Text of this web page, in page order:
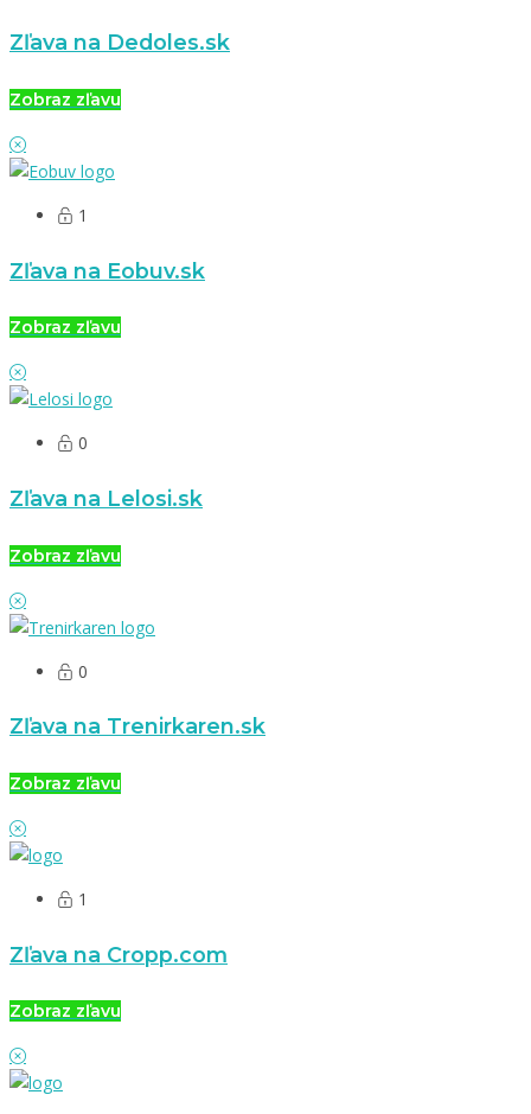
Zľava na Dedoles.sk
Zobraz zľavu
1
Zľava na Eobuv.sk
Zobraz zľavu
0
Zľava na Lelosi.sk
Zobraz zľavu
0
Zľava na Trenirkaren.sk
Zobraz zľavu
1
Zľava na Cropp.com
Zobraz zľavu